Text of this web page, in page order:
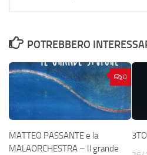
POTREBBERO
0
MATTEO PASSANTE e la
MALAORCHESTRA – Il grande